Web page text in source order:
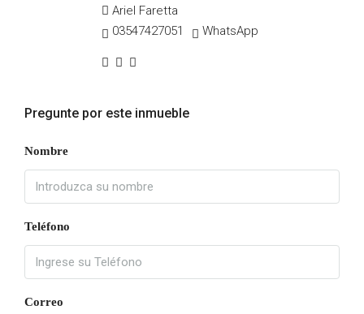
Ariel Faretta
03547427051
WhatsApp
Pregunte por este inmueble
Nombre
Teléfono
Correo